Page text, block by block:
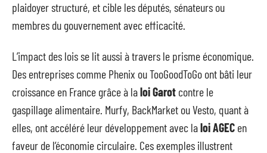
plaidoyer structuré, et cible les députés, sénateurs ou
membres du gouvernement avec efficacité.
L’impact des lois se lit aussi à travers le prisme économique.
Des entreprises comme Phenix ou TooGoodToGo ont bâti leur
croissance en France grâce à laloi Garot contre le
gaspillage alimentaire. Murfy, BackMarket ou Vesto, quant à
elles, ont accéléré leur développement avec laloi AGEC en
faveur de l’économie circulaire. Ces exemples illustrent